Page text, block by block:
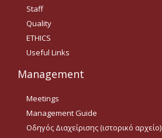
Invitation to Tender (2021 -
2022)
Contact
Ωράριο Λειτουργίας
Staff
Quality
ETHICS
Useful Links
Management
Meetings
Management Guide
Οδηγός Διαχείρισης (ιστορικό αρχείο)